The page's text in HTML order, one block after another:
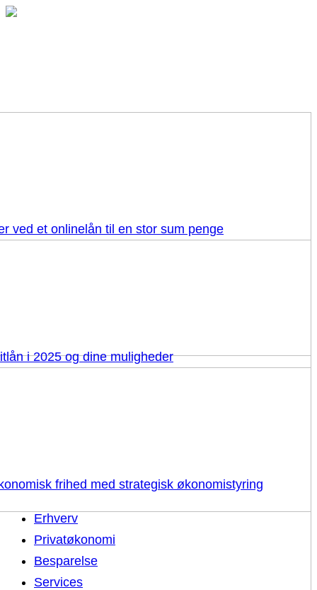
ved et onlinelån til en stor sum penge
i 2025 og dine muligheder
frihed med strategisk økonomistyring
Erhverv
Privatøkonomi
Besparelse
Services